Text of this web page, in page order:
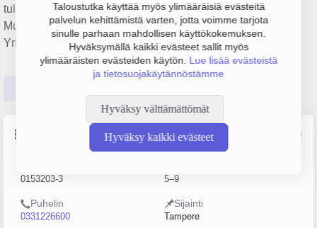
Taloustutka käyttää myös ylimääräisiä evästeitä
palvelun kehittämistä varten, jotta voimme tarjota
sinulle parhaan mahdollisen käyttökokemuksen.
Hyväksymällä kaikki evästeet sallit myös
ylimääräisten evästeiden käytön. Lue lisää evästeistä
ja tietosuojakäytännöstämme
Hyväksy välttämättömät
Hyväksy kaikki evästeet
tulos 532 000 € ja henkilöstömäärä 8. Sen päätoimiala on
Muu painaminen, perustamisvuosi 1978 ja sijainti Tampere.
Yrityksen yhtiömuoto Osakeyhtiö (OY).
Lähde: YTJ, PRH, Traficom
0153203-3 5–9
Puhelin
0331226600
Sijainti
Tampere